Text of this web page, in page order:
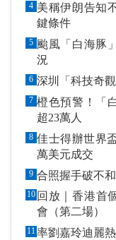
4 美稱伊朗告知
鍵條件
5 颱風「白海豚
況
6 深圳「科技奇
7 橙色預警！「
超23萬人
8 佳士得辦世界盃慈善拍賣 BTS
萬美元成交
9
10 回放｜香港首
會（第二場）
11率劉嘉玲迪麗熱巴走遍4